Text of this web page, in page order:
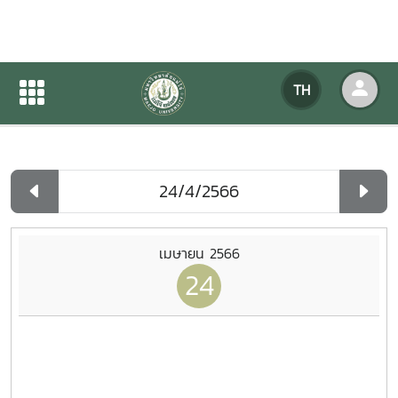
TH
ปฏิทินกิจกรรมของหน่วยงาน
ปฏิทินกิจกรรมของหน่วยงาน
เมษายน 2566
24